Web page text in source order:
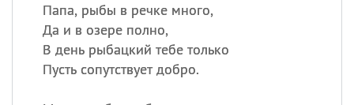
Папа, рыбы в речке много,
Да и в озере полно,
В день рыбацкий тебе только
Пусть сопутствует добро.